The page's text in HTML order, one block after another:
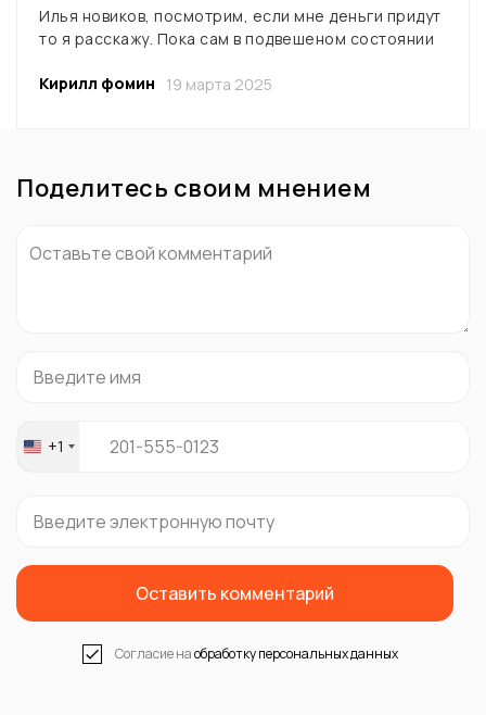
Илья новиков, посмотрим, если мне деньги придут
то я расскажу. Пока сам в подвешеном состоянии
Кирилл фомин 19 марта 2025
Поделитесь своим мнением
United
+1
Оставить комментарий
Согласие наобработку персональных данных